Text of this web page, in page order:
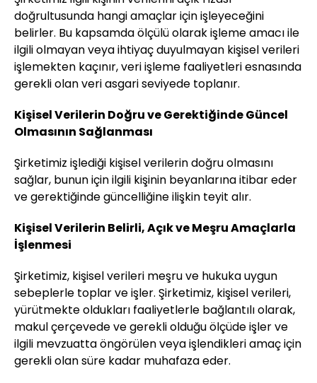
doğrultusunda hangi amaçlar için işleyeceğini
belirler. Bu kapsamda ölçülü olarak işleme amacı ile
ilgili olmayan veya ihtiyaç duyulmayan kişisel verileri
işlemekten kaçınır, veri işleme faaliyetleri esnasında
gerekli olan veri asgari seviyede toplanır.
Kişisel Verilerin Doğru ve Gerektiğinde Güncel
Olmasının Sağlanması
Şirketimiz işlediği kişisel verilerin doğru olmasını
sağlar, bunun için ilgili kişinin beyanlarına itibar eder
ve gerektiğinde güncelliğine ilişkin teyit alır.
Kişisel Verilerin Belirli, Açık ve Meşru Amaçlarla
İşlenmesi
Şirketimiz, kişisel verileri meşru ve hukuka uygun
sebeplerle toplar ve işler. Şirketimiz, kişisel verileri,
yürütmekte oldukları faaliyetlerle bağlantılı olarak,
makul çerçevede ve gerekli olduğu ölçüde işler ve
ilgili mevzuatta öngörülen veya işlendikleri amaç için
gerekli olan süre kadar muhafaza eder.